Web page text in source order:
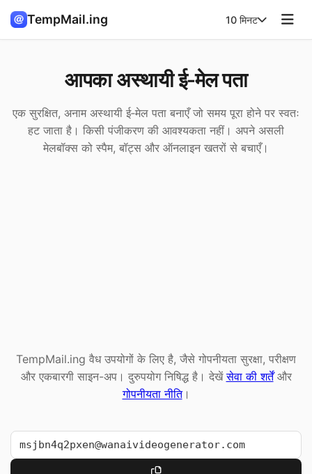
TempMail.ing 10 मिनट
आपका अस्थायी ई‑मेल पता
एक सुरक्षित, अनाम अस्थायी ई‑मेल पता बनाएँ जो समय पूरा होने पर स्वतः
हट जाता है। किसी पंजीकरण की आवश्यकता नहीं। अपने असली
मेलबॉक्स को स्पैम, बॉट्स और ऑनलाइन खतरों से बचाएँ।
TempMail.ing वैध उपयोगों के लिए है, जैसे गोपनीयता सुरक्षा, परीक्षण
और एकबारगी साइन-अप। दुरुपयोग निषिद्ध है। देखेंसेवा की शर्तेंऔर
गोपनीयता नीति।